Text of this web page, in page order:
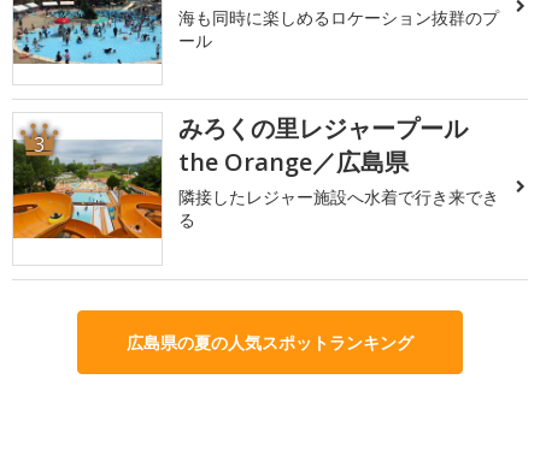
海も同時に楽しめるロケーション抜群のプ
ール
3
みろくの里レジャープール
the Orange／広島県
隣接したレジャー施設へ水着で行き来でき
る
広島県の夏の人気スポットランキング